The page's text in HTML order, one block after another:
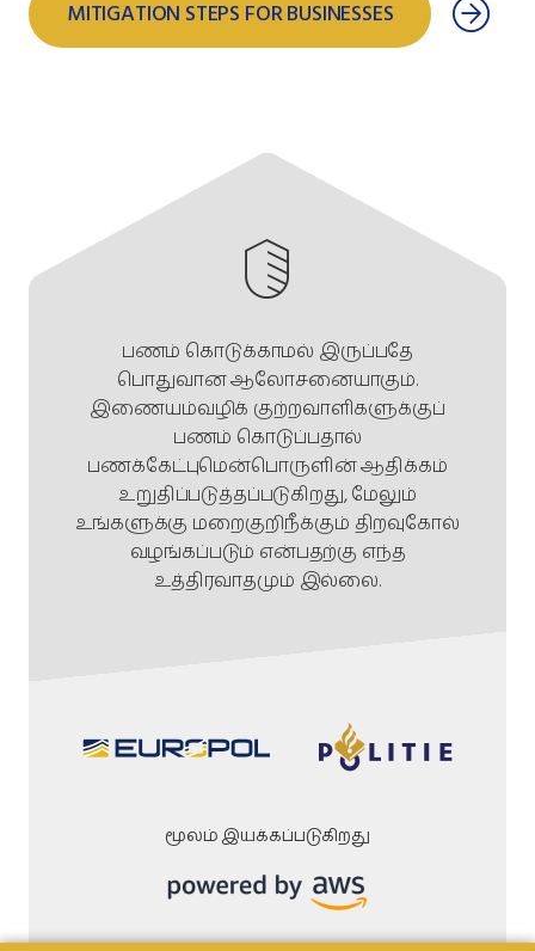
MITIGATION STEPS FOR BUSINESSES
பணம் கொடுக்காமல் இருப்பதே
பொதுவான ஆலோசனையாகும்.
இணையம்வழிக் குற்றவாளிகளுக்குப்
பணம் கொடுப்பதால்
பணக்கேட்புமென்பொருளின் ஆதிக்கம்
உறுதிப்படுத்தப்படுகிறது, மேலும்
உங்களுக்கு மறைகுறிநீக்கும் திறவுகோல்
வழங்கப்படும் என்பதற்கு எந்த
உத்திரவாதமும் இல்லை.
மூலம் இயக்கப்படுகிறது